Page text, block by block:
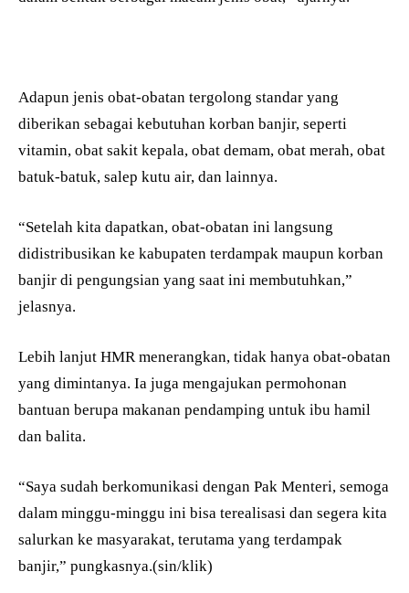
Adapun jenis obat-obatan tergolong standar yang
diberikan sebagai kebutuhan korban banjir, seperti
vitamin, obat sakit kepala, obat demam, obat merah, obat
batuk-batuk, salep kutu air, dan lainnya.
“Setelah kita dapatkan, obat-obatan ini langsung
didistribusikan ke kabupaten terdampak maupun korban
banjir di pengungsian yang saat ini membutuhkan,”
jelasnya.
Lebih lanjut HMR menerangkan, tidak hanya obat-obatan
yang dimintanya. Ia juga mengajukan permohonan
bantuan berupa makanan pendamping untuk ibu hamil
dan balita.
“Saya sudah berkomunikasi dengan Pak Menteri, semoga
dalam minggu-minggu ini bisa terealisasi dan segera kita
salurkan ke masyarakat, terutama yang terdampak
banjir,” pungkasnya.(sin/klik)